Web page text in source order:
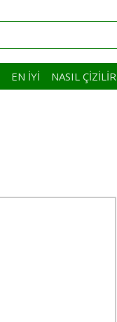
EN İYI NASIL ÇIZILIR